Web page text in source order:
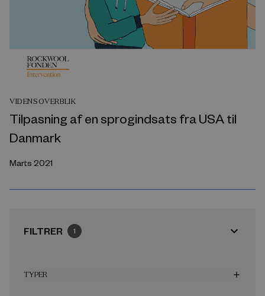
VIDENSOVERBLIK
Tilpasning af en sprogindsats fra USA til
Danmark
Marts 2021
FILTRER 1 expand_more
TYPER add